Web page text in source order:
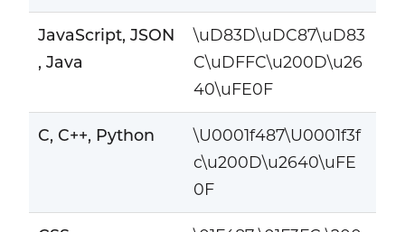
JavaScript, JSON
, Java
\uD83D\uDC87\uD83
C\uDFFC\u200D\u26
40\uFE0F
C, C++, Python
\U0001f487\U0001f3f
c\u200D\u2640\uFE
0F